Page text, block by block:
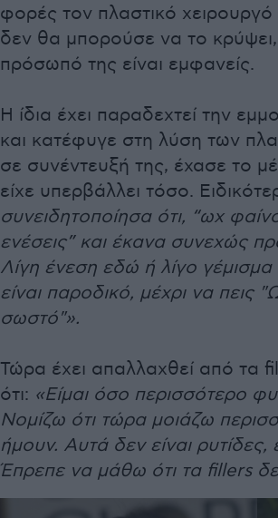
φορές τον πλαστικό
δεν θα μπορούσε να το
πρόσωπό της είναι εμφανείς.
Η ίδια έχει παραδεχτεί την
και κατέφυγε στη λύση των
σε συνέντευξή της, έχασε το
είχε υπερβάλλει τόσο.
συνειδητοποίησα ότι, “ωχ
ενέσεις” και έκανα συνεχώς
Λίγη ένεση εδώ ή λίγο γέμισμα
είναι παροδικό, μέχρι να πεις
σωστό"».
Τώρα έχει απαλλαχθεί από τα
ότι: «Είμαι όσο περισσότερο
Νομίζω ότι τώρα μοιάζω
ήμουν. Αυτά δεν είναι
Έπρεπε να μάθω ότι τα fillers